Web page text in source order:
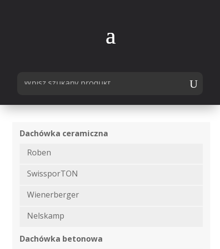
Dachówka ceramiczna
Roben
SwissporTON
Wienerberger
Nelskamp
Dachówka betonowa